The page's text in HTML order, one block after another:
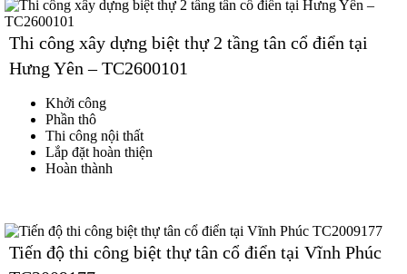
Thi công xây dựng biệt thự 2 tầng tân cổ điển tại
Hưng Yên – TC2600101
Khởi công
Phần thô
Thi công nội thất
Lắp đặt hoàn thiện
Hoàn thành
Tiến độ thi công biệt thự tân cổ điển tại Vĩnh Phúc